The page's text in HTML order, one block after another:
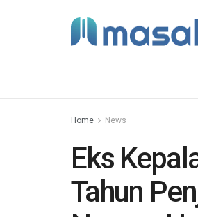
Home News
Eks
Tahun